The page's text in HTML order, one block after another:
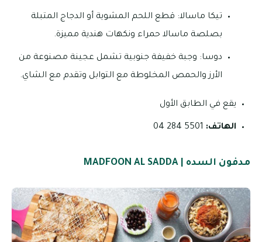
تيكا ماسالا: قطع اللحم المشوية أو الدجاج المتبلة
بصلصة ماسالا حمراء ونكهات هندية مميزة.
دوسا: وجبة خفيفة جنوبية تشمل عجينة مصنوعة من
الأرز والحمص المخلوطة مع التوابل وتقدم مع الشاي.
يقع في الطابق الأول
الهاتف: 5501 284 04
مدفون السده | MADFOON AL SADDA